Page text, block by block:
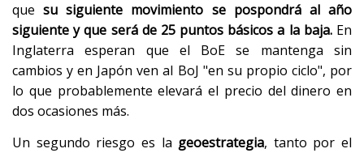
quesu siguiente movimiento se pospondrá al año
siguiente y que será de 25 puntos básicos a la baja.En
Inglaterra esperan que el BoE se mantenga sin
cambios y en Japón ven al BoJ "en su propio ciclo", por
lo que probablemente elevará el precio del dinero en
dos ocasiones más.
Un segundo riesgo es la geoestrategia, tanto por el